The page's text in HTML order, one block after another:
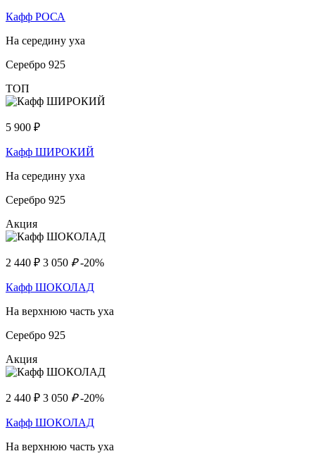
Кафф РОСА
На середину уха
Серебро 925
ТОП
5 900 ₽
Кафф ШИРОКИЙ
На середину уха
Серебро 925
Акция
2 440 ₽ 3 050 ₽ -20%
Кафф ШОКОЛАД
На верхнюю часть уха
Серебро 925
Акция
2 440 ₽ 3 050 ₽ -20%
Кафф ШОКОЛАД
На верхнюю часть уха